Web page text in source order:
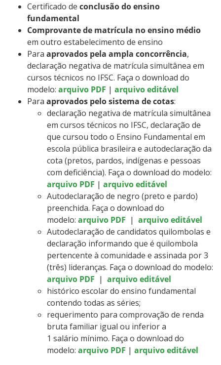
Certificado de conclusão do ensino
fundamental
Comprovante de matrícula no ensino médio
em outro estabelecimento de ensino
Para aprovados pela ampla concorrência,
declaração negativa de matrícula simultânea em
cursos técnicos no IFSC. Faça o download do
modelo: arquivo PDF | arquivo editável
Para aprovados pelo sistema de cotas:
declaração negativa de matrícula simultânea
em cursos técnicos no IFSC, declaração de
que cursou todo o Ensino Fundamental em
escola pública brasileira e autodeclaração da
cota (pretos, pardos, indígenas e pessoas
com deficiência). Faça o download do modelo:
arquivo PDF | arquivo editável
Autodeclaração de negro (preto e pardo)
preenchida. Faça o download do
modelo: arquivo PDF | arquivo editável
Autodeclaração de candidatos quilombolas e
declaração informando que é quilombola
pertencente à comunidade e assinada por 3
(três) lideranças. Faça o download do modelo:
arquivo PDF | arquivo editável
histórico escolar do ensino fundamental
contendo todas as séries;
requerimento para comprovação de renda
bruta familiar igual ou inferior a
1 salário mínimo. Faça o download do
modelo: arquivo PDF | arquivo editável